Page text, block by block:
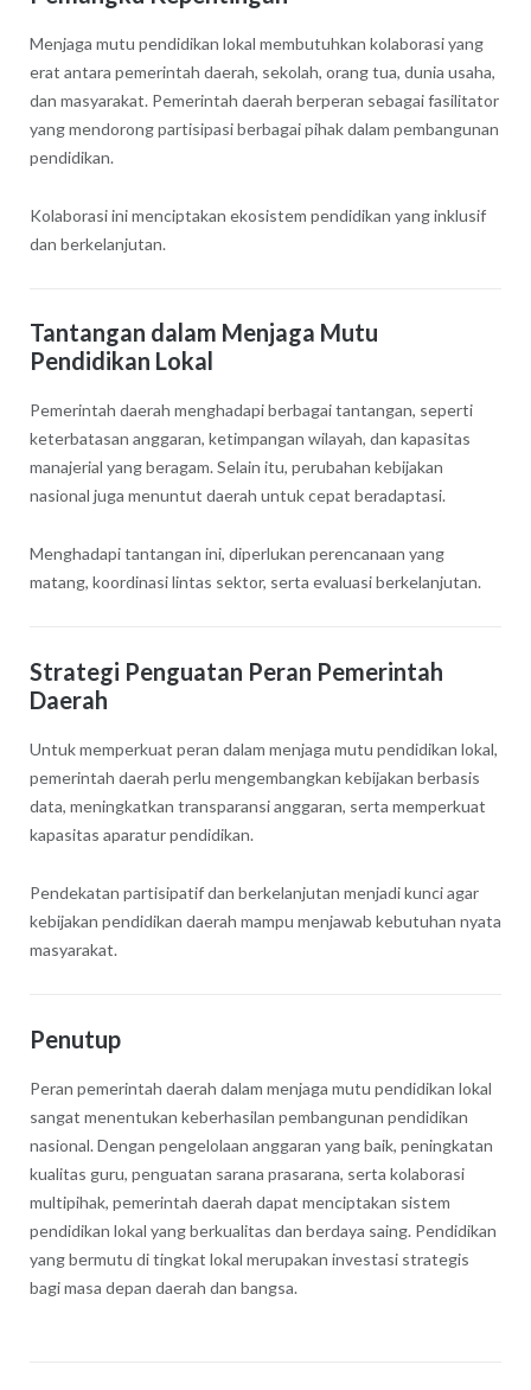
Menjaga mutu pendidikan lokal membutuhkan kolaborasi yang
erat antara pemerintah daerah, sekolah, orang tua, dunia usaha,
dan masyarakat. Pemerintah daerah berperan sebagai fasilitator
yang mendorong partisipasi berbagai pihak dalam pembangunan
pendidikan.
Kolaborasi ini menciptakan ekosistem pendidikan yang inklusif
dan berkelanjutan.
Tantangan dalam Menjaga Mutu
Pendidikan Lokal
Pemerintah daerah menghadapi berbagai tantangan, seperti
keterbatasan anggaran, ketimpangan wilayah, dan kapasitas
manajerial yang beragam. Selain itu, perubahan kebijakan
nasional juga menuntut daerah untuk cepat beradaptasi.
Menghadapi tantangan ini, diperlukan perencanaan yang
matang, koordinasi lintas sektor, serta evaluasi berkelanjutan.
Strategi Penguatan Peran Pemerintah
Daerah
Untuk memperkuat peran dalam menjaga mutu pendidikan lokal,
pemerintah daerah perlu mengembangkan kebijakan berbasis
data, meningkatkan transparansi anggaran, serta memperkuat
kapasitas aparatur pendidikan.
Pendekatan partisipatif dan berkelanjutan menjadi kunci agar
kebijakan pendidikan daerah mampu menjawab kebutuhan nyata
masyarakat.
Penutup
Peran pemerintah daerah dalam menjaga mutu pendidikan lokal
sangat menentukan keberhasilan pembangunan pendidikan
nasional. Dengan pengelolaan anggaran yang baik, peningkatan
kualitas guru, penguatan sarana prasarana, serta kolaborasi
multipihak, pemerintah daerah dapat menciptakan sistem
pendidikan lokal yang berkualitas dan berdaya saing. Pendidikan
yang bermutu di tingkat lokal merupakan investasi strategis
bagi masa depan daerah dan bangsa.